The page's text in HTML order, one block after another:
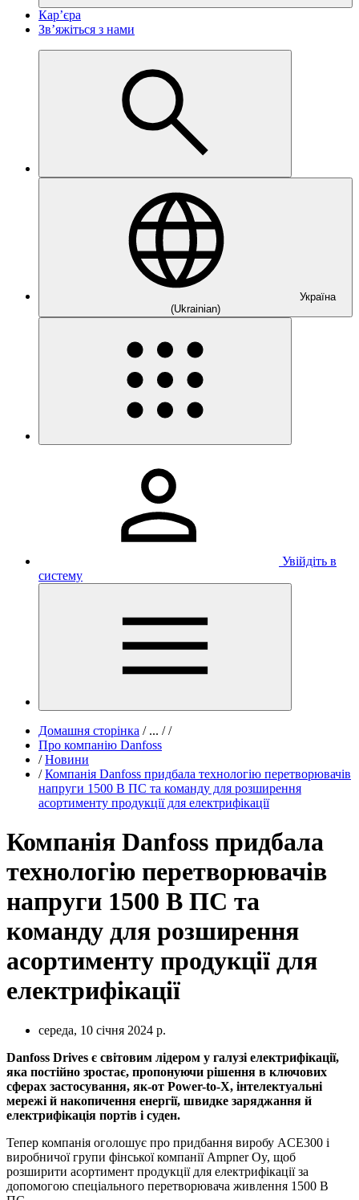
Кар’єра
Зв’яжіться з нами
Україна
(Ukrainian)
Увійдіть в
систему
Домашня сторінка /... / /
Про компанію Danfoss
/ Новини
/ Компанія Danfoss придбала технологію перетворювачів
напруги 1500 В ПС та команду для розширення
асортименту продукції для електрифікації
Компанія Danfoss придбала
технологію перетворювачів
напруги 1500 В ПС та
команду для розширення
асортименту продукції для
електрифікації
середа, 10 січня 2024 р.
Danfoss Drives є світовим лідером у галузі електрифікації,
яка постійно зростає, пропонуючи рішення в ключових
сферах застосування, як-от Power-to-X, інтелектуальні
мережі й накопичення енергії, швидке заряджання й
електрифікація портів і суден.
Тепер компанія оголошує про придбання виробу ACE300 і
виробничої групи фінської компанії Ampner Oy, щоб
розширити асортимент продукції для електрифікації за
допомогою спеціального перетворювача живлення 1500 В